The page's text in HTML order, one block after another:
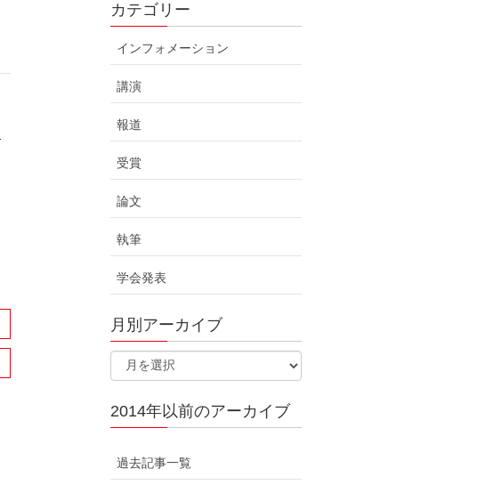
カテゴリー
インフォメーション
講演
報道
受賞
論文
執筆
学会発表
月別アーカイブ
2014年以前のアーカイブ
過去記事一覧